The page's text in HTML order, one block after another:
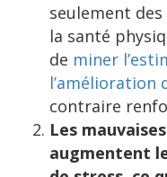
seulement
la santé
de miner
l’amélioration
contraire
Les
augmentent